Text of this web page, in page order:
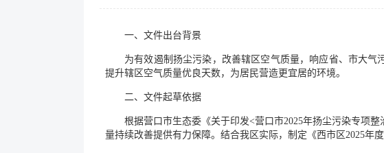
一、文件出台背景
为有效遏制扬尘污染，改善辖区空气质量，响应省、市大气
提升辖区空气质量优良天数，为居民营造更宜居的环境。
二、文件起草依据
根据营口市生态委《关于印发<营口市2025年扬尘污染专项
量持续改善提供有力保障。结合我区实际，制定《西市区2025年